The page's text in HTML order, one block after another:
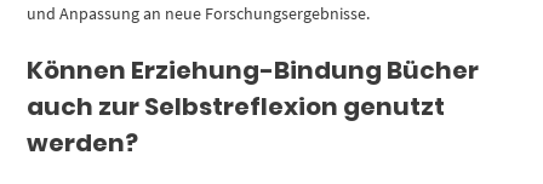
und Anpassung an neue Forschungsergebnisse.
Können Erziehung-Bindung Bücher
auch zur Selbstreflexion genutzt
werden?